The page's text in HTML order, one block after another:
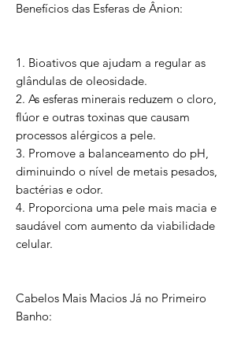
Benefícios das Esferas de Ânion:
1. Bioativos que ajudam a regular as
glândulas de oleosidade.
2. As esferas minerais reduzem o cloro,
flúor e outras toxinas que causam
processos alérgicos a pele.
3. Promove a balanceamento do pH,
diminuindo o nível de metais pesados,
bactérias e odor.
4. Proporciona uma pele mais macia e
saudável com aumento da viabilidade
celular.
Cabelos Mais Macios Já no Primeiro
Banho: